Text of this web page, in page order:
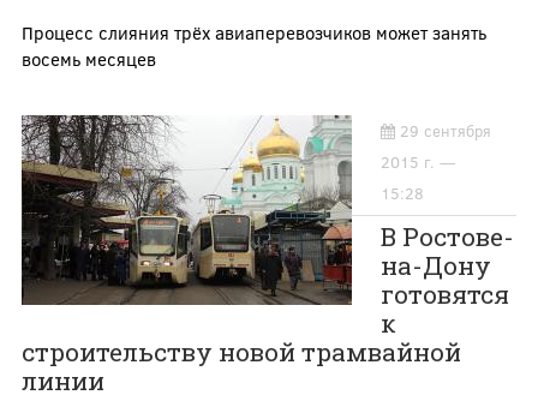
Процесс слияния трёх авиаперевозчиков может занять
восемь месяцев
29 сентября
2015 г. —
15:28
В Ростове-
на-Дону
готовятся
к
строительству новой трамвайной
линии